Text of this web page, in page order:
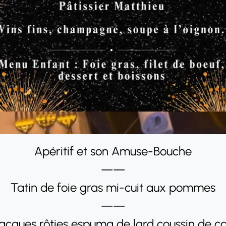
Apéritif et son Amuse-Bouche
——
Tatin de foie gras mi-cuit aux pommes
——